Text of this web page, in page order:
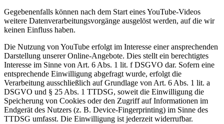
Gegebenenfalls können nach dem Start eines YouTube-Videos
weitere Datenverarbeitungsvorgänge ausgelöst werden, auf die wir
keinen Einfluss haben.
Die Nutzung von YouTube erfolgt im Interesse einer ansprechenden
Darstellung unserer Online-Angebote. Dies stellt ein berechtigtes
Interesse im Sinne von Art. 6 Abs. 1 lit. f DSGVO dar. Sofern eine
entsprechende Einwilligung abgefragt wurde, erfolgt die
Verarbeitung ausschließlich auf Grundlage von Art. 6 Abs. 1 lit. a
DSGVO und § 25 Abs. 1 TTDSG, soweit die Einwilligung die
Speicherung von Cookies oder den Zugriff auf Informationen im
Endgerät des Nutzers (z. B. Device-Fingerprinting) im Sinne des
TTDSG umfasst. Die Einwilligung ist jederzeit widerrufbar.